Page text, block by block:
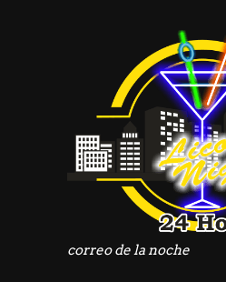
correo de la noche